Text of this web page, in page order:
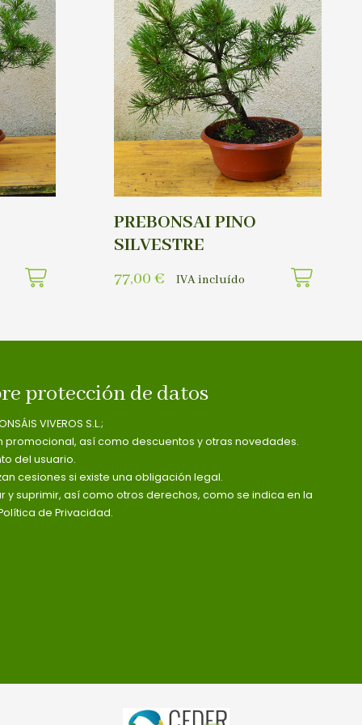
PREBONSAI PINO
SILVESTRE
77,00 € IVA incluído
protección de datos
VIVEROS S.L.;
promocional, así como descuentos y otras novedades.
del usuario.
cesiones si existe una obligación legal.
y suprimir, así como otros derechos, como se indica en la
de Privacidad.